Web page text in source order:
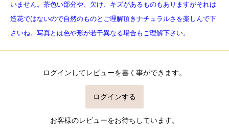
いません。茶色い部分や、欠け、キズがあるものもありますがそれは
造花ではないので自然のものとご理解頂きナチュラルさを楽しんで下
さいね。写真とは色や形が若干異なる場合もご理解下さい。
ログインしてレビューを書く事ができます。
ログインする
お客様のレビューをお待ちしています。